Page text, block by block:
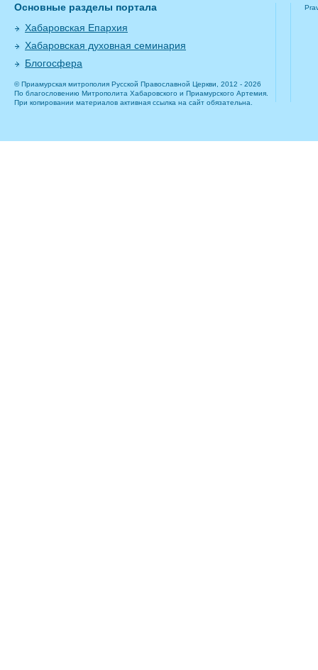
Основные разделы портала
Хабаровская Епархия
Хабаровская духовная семинария
Блогосфера
© Приамурская митрополия Русской Православной Церкви, 2012 - 2026
По благословению Митрополита Хабаровского и Приамурского Артемия.
При копировании материалов активная ссылка на сайт обязательна.